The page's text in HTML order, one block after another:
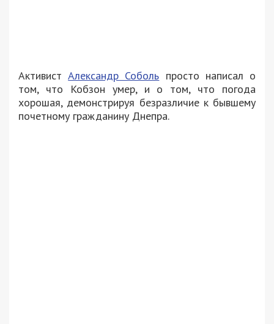
АктивистАлександр Соболь просто написал о
том, что Кобзон умер, и о том, что погода
хорошая, демонстрируя безразличие к бывшему
почетному гражданину Днепра.